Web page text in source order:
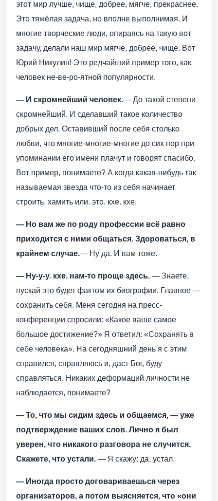
этот мир лучше, чище, добрее, мягче, прекраснее.
Это тяжёлая задача, но вполне выполнимая. И
многие творческие люди, опираясь на такую вот
задачу, делали наш мир мягче, добрее, чище. Вот
Юрий Никулин! Это редчайший пример того, как
человек не-ве-ро-ятной популярности.
— И скромнейший человек.— До такой степени
скромнейший. И сделавший такое количество
добрых дел. Оставивший после себя столько
любви, что многие-многие-многие до сих пор при
упоминании его имени плачут и говорят спасибо.
Вот пример, понимаете? А когда какая-нибудь так
называемая звезда что-то из себя начинает
строить, хамить или. это. кхе. кхе.
— Но вам же по роду профессии всё равно
приходится с ними общаться. Здороваться, в
крайнем случае.— Ну да. И вам тоже.
— Ну-у-у. кхе. нам-то проще здесь. — Знаете,
пускай это будет фактом их биографии. Главное —
сохранить себя. Меня сегодня на пресс-
конференции спросили: «Какое ваше самое
большое достижение?» Я ответил: «Сохранять в
себе человека». На сегодняшний день я с этим
справился, справляюсь и, даст Бог, буду
справляться. Никаких деформаций личности не
наблюдается, понимаете?
— То, что мы сидим здесь и общаемся, — уже
подтверждение ваших слов. Лично я был
уверен, что никакого разговора не случится.
Скажете, что устали. — Я скажу: да, устал.
— Иногда просто договариваешься через
организаторов, а потом выясняется, что «они